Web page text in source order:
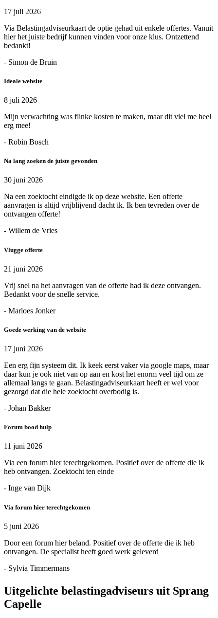
17 juli 2026
Via Belastingadviseurkaart de optie gehad uit enkele offertes. Vanuit
hier het juiste bedrijf kunnen vinden voor onze klus. Ontzettend
bedankt!
- Simon de Bruin
Ideale website
8 juli 2026
Mijn verwachting was flinke kosten te maken, maar dit viel me heel
erg mee!
- Robin Bosch
Na lang zoeken de juiste gevonden
30 juni 2026
Na een zoektocht eindigde ik op deze website. Een offerte
aanvragen is altijd vrijblijvend dacht ik. Ik ben tevreden over de
ontvangen offerte!
- Willem de Vries
Vlugge offerte
21 juni 2026
Vrij snel na het aanvragen van de offerte had ik deze ontvangen.
Bedankt voor de snelle service.
- Marloes Jonker
Goede werking van de website
17 juni 2026
Een erg fijn systeem dit. Ik keek eerst vaker via google maps, maar
daar kun je ook niet van op aan en kost het enorm veel tijd om ze
allemaal langs te gaan. Belastingadviseurkaart heeft er wel voor
gezorgd dat die hele zoektocht overbodig is.
- Johan Bakker
Forum bood hulp
11 juni 2026
Via een forum hier terechtgekomen. Positief over de offerte die ik
heb ontvangen. Zoektocht ten einde
- Inge van Dijk
Via forum hier terechtgekomen
5 juni 2026
Door een forum hier beland. Positief over de offerte die ik heb
ontvangen. De specialist heeft goed werk geleverd
- Sylvia Timmermans
Uitgelichte belastingadviseurs uit Sprang
Capelle